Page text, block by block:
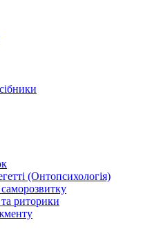
(Онтопсихологія)
риторики